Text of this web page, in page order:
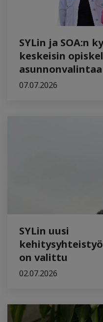
SYLin ja SOA:n
keskeisin
07.07.2026
SYLin uusi
on valittu
02.07.2026